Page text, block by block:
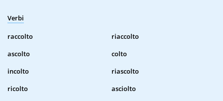
Verbi
raccolto
riaccolto
ascolto
colto
incolto
riascolto
ricolto
asciolto